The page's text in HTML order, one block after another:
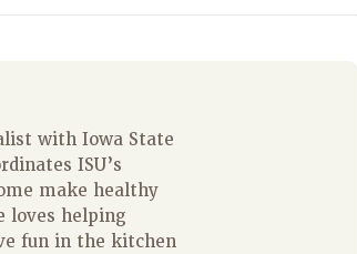
with Iowa State
ISU’s
make healthy
loves helping
fun in the kitchen